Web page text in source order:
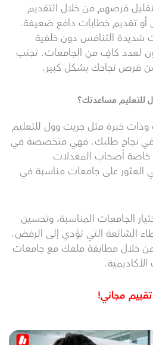
فرصهم من خلال التقديم
أو تقديم خطابات دافع ضعيفة.
شديدة التنافس دون خلفية
لعدد كافٍ من الجامعات. تجنب
فرص نجاحك بشكل كبير.
مساعدتك؟
خبرة مثل جريت وول للتعليم
في نجاح طلبك. فهي متخصصة في
خاصة أصحاب المعدلات
العثور على جامعات مناسبة في
الجامعات المناسبة، وتحسين
الشائعة التي تؤدي إلى الرفض.
خلال مطابقة ملفك مع جامعات
مجاني!